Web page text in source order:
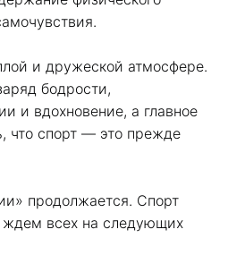
и дружеской атмосфере.
бодрости,
и вдохновение, а главное
что спорт — это прежде
продолжается. Спорт
всех на следующих